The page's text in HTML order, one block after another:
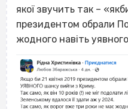
якої звучить так –
президентом обрали
жодного навіть